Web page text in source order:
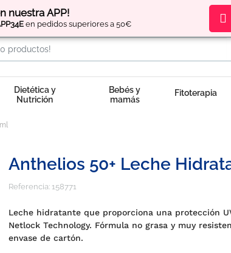
nuestra APP!
en pedidos superiores a 50€
Regístratey obtén
Dietética y
Nutrición
Bebés y
mamás
Fitoterapia
Anthelios 50+ Leche
Referencia: 158771
Leche hidratante que proporciona una protección
Netlock Technology. Fórmula no grasa y muy
envase de cartón.